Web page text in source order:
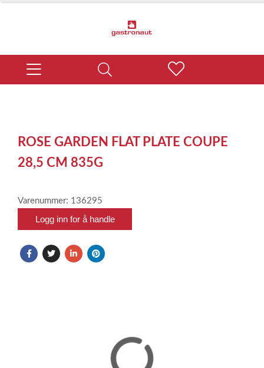
ROSE GARDEN FLAT PLATE COUPE
28,5 CM 835G
Varenummer: 136295
Logg inn for å handle